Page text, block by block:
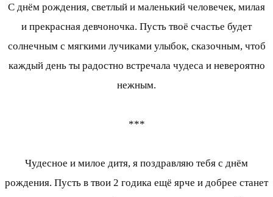
С днём рождения, светлый и маленький человечек, милая
и прекрасная девчоночка. Пусть твоё счастье будет
солнечным с мягкими лучиками улыбок, сказочным, чтоб
каждый день ты радостно встречала чудеса и невероятно
нежным.
***
Чудесное и милое дитя, я поздравляю тебя с днём
рождения. Пусть в твои 2 годика ещё ярче и добрее станет